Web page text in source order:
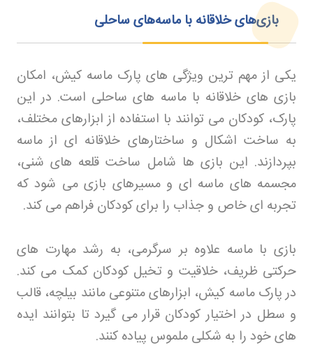
بازی‌های خلاقانه با ماسه‌های ساحلی
یکی از مهم ترین ویژگی های پارک ماسه کیش، امکان
بازی های خلاقانه با ماسه های ساحلی است. در این
پارک، کودکان می توانند با استفاده از ابزارهای مختلف،
به ساخت اشکال و ساختارهای خلاقانه ای از ماسه
بپردازند. این بازی ها شامل ساخت قلعه های شنی،
مجسمه های ماسه ای و مسیرهای بازی می شود که
تجربه ای خاص و جذاب را برای کودکان فراهم می کند.
بازی با ماسه علاوه بر سرگرمی، به رشد مهارت های
حرکتی ظریف، خلاقیت و تخیل کودکان کمک می کند.
در پارک ماسه کیش، ابزارهای متنوعی مانند بیلچه، قالب
و سطل در اختیار کودکان قرار می گیرد تا بتوانند ایده
های خود را به شکلی ملموس پیاده کنند.